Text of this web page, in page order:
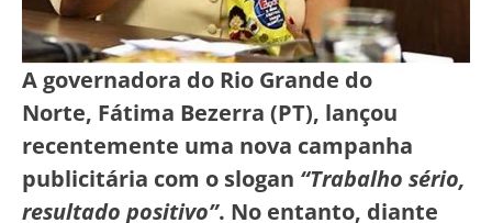
A governadora do Rio Grande do
Norte, Fátima Bezerra (PT), lançou
recentemente uma nova campanha
publicitária com o slogan “Trabalho sério,
resultado positivo”. No entanto, diante